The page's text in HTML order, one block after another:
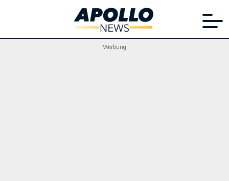
Werbung